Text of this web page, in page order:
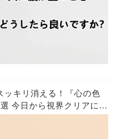
ッキリ消える！『心の色
今日から視界クリアにな